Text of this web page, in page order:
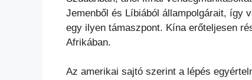
Jemenből és Líbiából állampolgárait, így
egy ilyen támaszpont. Kína erőteljesen
Afrikában.
Az amerikai sajtó szerint a lépés